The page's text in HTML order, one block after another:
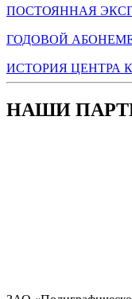
ПОСТОЯННАЯ
ГОДОВОЙ
ИСТОРИЯ ЦЕНТРА
НАШИ